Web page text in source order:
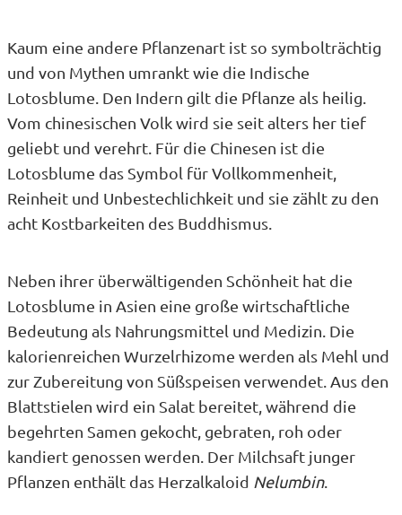
Kaum eine andere Pflanzenart ist so symbolträchtig
und von Mythen umrankt wie die Indische
Lotosblume. Den Indern gilt die Pflanze als heilig.
Vom chinesischen Volk wird sie seit alters her tief
geliebt und verehrt. Für die Chinesen ist die
Lotosblume das Symbol für Vollkommenheit,
Reinheit und Unbestechlichkeit und sie zählt zu den
acht Kostbarkeiten des Buddhismus.
Neben ihrer überwältigenden Schönheit hat die
Lotosblume in Asien eine große wirtschaftliche
Bedeutung als Nahrungsmittel und Medizin. Die
kalorienreichen Wurzelrhizome werden als Mehl und
zur Zubereitung von Süßspeisen verwendet. Aus den
Blattstielen wird ein Salat bereitet, während die
begehrten Samen gekocht, gebraten, roh oder
kandiert genossen werden. Der Milchsaft junger
Pflanzen enthält das Herzalkaloid Nelumbin.